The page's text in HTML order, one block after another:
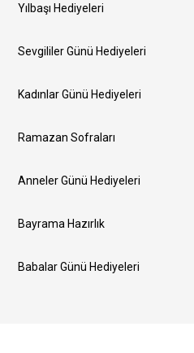
Yılbaşı Hediyeleri
Sevgililer Günü Hediyeleri
Kadınlar Günü Hediyeleri
Ramazan Sofraları
Anneler Günü Hediyeleri
Bayrama Hazırlık
Babalar Günü Hediyeleri